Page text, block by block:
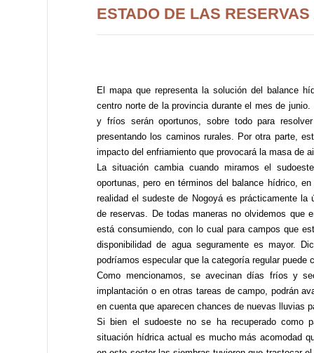
ESTADO DE LAS
El mapa que representa la solución del balance
centro norte de la provincia durante el mes de
y fríos serán oportunos, sobre todo para
presentando los caminos rurales. Por otra parte,
impacto del enfriamiento que provocará la masa de
La situación cambia cuando miramos el
oportunas, pero en términos del balance hídrico,
realidad el sudeste de Nogoyá es prácticamente
de reservas. De todas maneras no olvidemos que
está consumiendo, con lo cual para campos que
disponibilidad de agua seguramente es mayor.
podríamos especular que la categoría regular
Como mencionamos, se avecinan días fríos y
implantación o en otras tareas de campo, podrán
en cuenta que aparecen chances de nuevas lluvias
Si bien el sudoeste no se ha recuperado como
situación hídrica actual es mucho más acomodad